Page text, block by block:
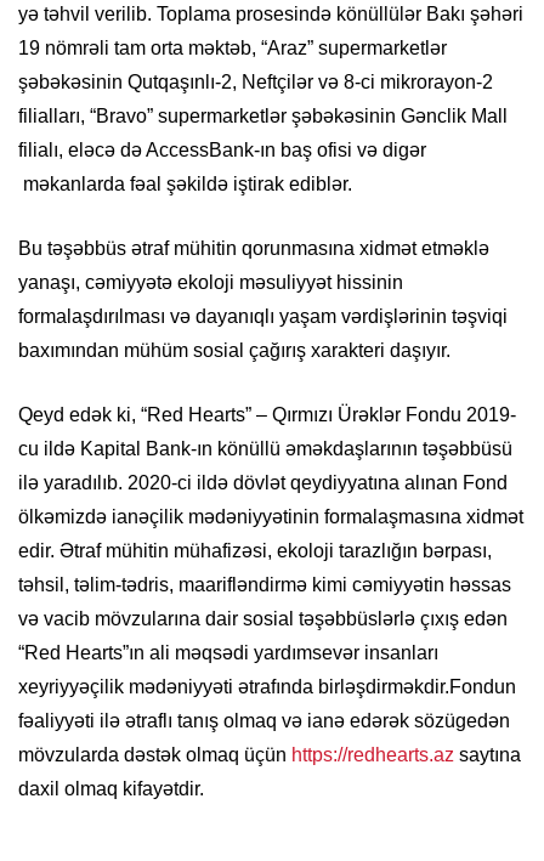
yə təhvil verilib. Toplama prosesində könüllülər Bakı şəhəri
19 nömrəli tam orta məktəb, “Araz” supermarketlər
şəbəkəsinin Qutqaşınlı-2, Neftçilər və 8-ci mikrorayon-2
filialları, “Bravo” supermarketlər şəbəkəsinin Gənclik Mall
filialı, eləcə də AccessBank-ın baş ofisi və digər
məkanlarda fəal şəkildə iştirak ediblər.
Bu təşəbbüs ətraf mühitin qorunmasına xidmət etməklə
yanaşı, cəmiyyətə ekoloji məsuliyyət hissinin
formalaşdırılması və dayanıqlı yaşam vərdişlərinin təşviqi
baxımından mühüm sosial çağırış xarakteri daşıyır.
Qeyd edək ki, “Red Hearts” – Qırmızı Ürəklər Fondu 2019-
cu ildə Kapital Bank-ın könüllü əməkdaşlarının təşəbbüsü
ilə yaradılıb. 2020-ci ildə dövlət qeydiyyatına alınan Fond
ölkəmizdə ianəçilik mədəniyyətinin formalaşmasına xidmət
edir. Ətraf mühitin mühafizəsi, ekoloji tarazlığın bərpası,
təhsil, təlim-tədris, maarifləndirmə kimi cəmiyyətin həssas
və vacib mövzularına dair sosial təşəbbüslərlə çıxış edən
“Red Hearts”ın ali məqsədi yardımsevər insanları
xeyriyyəçilik mədəniyyəti ətrafında birləşdirməkdir.Fondun
fəaliyyəti ilə ətraflı tanış olmaq və ianə edərək sözügedən
mövzularda dəstək olmaq üçün https://redhearts.az saytına
daxil olmaq kifayətdir.